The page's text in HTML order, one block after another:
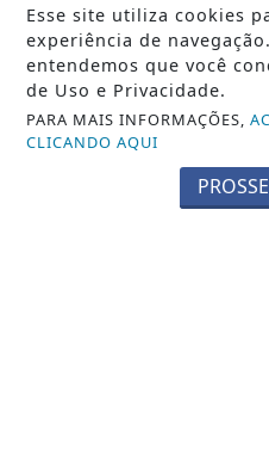
Você pode ler
classificados e muito
CRIAR MINHA
Esse site utiliza cookies
experiência de
entendemos que você
de Uso e Privacidade.
PARA MAIS INFORMAÇÕES,
CLICANDO AQUI